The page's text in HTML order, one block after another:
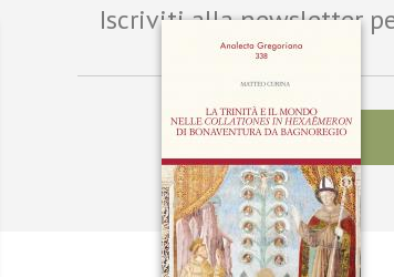
Iscriviti alla newsletter